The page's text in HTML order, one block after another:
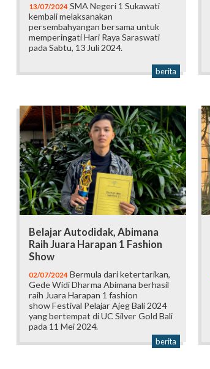
13/07/2024 SMA Negeri 1 Sukawati
kembali melaksanakan
persembahyangan bersama untuk
memperingati Hari Raya Saraswati
pada Sabtu, 13 Juli 2024.
berita
Belajar Autodidak, Abimana
Raih Juara Harapan 1 Fashion
Show
02/07/2024 Bermula dari ketertarikan,
Gede Widi Dharma Abimana berhasil
raih Juara Harapan 1 fashion
show Festival Pelajar Ajeg Bali 2024
yang bertempat di UC Silver Gold Bali
pada 11 Mei 2024.
berita